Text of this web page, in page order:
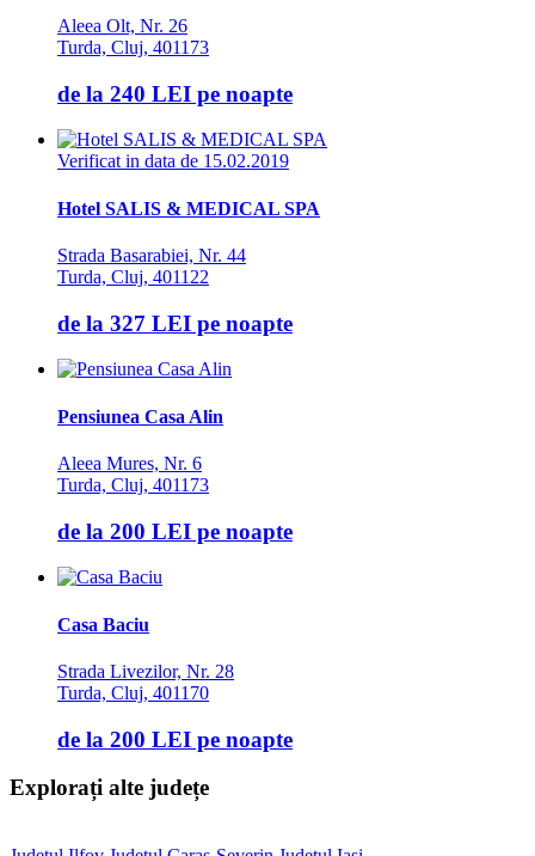
Aleea Olt, Nr. 26
Turda, Cluj, 401173
de la 240 LEI pe noapte
Verificat in data de 15.02.2019
Hotel SALIS & MEDICAL SPA
Strada Basarabiei, Nr. 44
Turda, Cluj, 401122
de la 327 LEI pe noapte
Pensiunea Casa Alin
Aleea Mures, Nr. 6
Turda, Cluj, 401173
de la 200 LEI pe noapte
Casa Baciu
Strada Livezilor, Nr. 28
Turda, Cluj, 401170
de la 200 LEI pe noapte
Explorați alte județe